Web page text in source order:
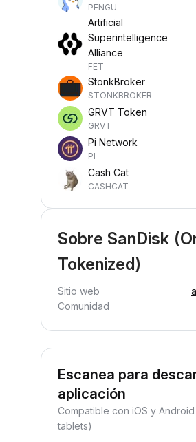
PENGU
Artificial
Superintelligence
Alliance
FET
StonkBroker
STONKBROKER
GRVT Token
GRVT
Pi Network
PI
Cash Cat
CASHCAT
Sobre SanDisk
Tokenized)
Sitio web
Comunidad
Escanea para
aplicación
Compatible con iOS y
tablets)